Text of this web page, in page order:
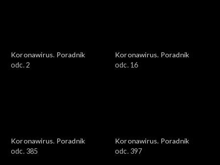
Koronawirus. Poradnik
odc. 2
Koronawirus. Poradnik
odc. 16
Koronawirus. Poradnik
odc. 385
Koronawirus. Poradnik
odc. 397